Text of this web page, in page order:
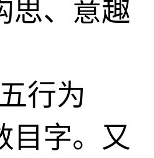
思、意趣
行为
目字。又